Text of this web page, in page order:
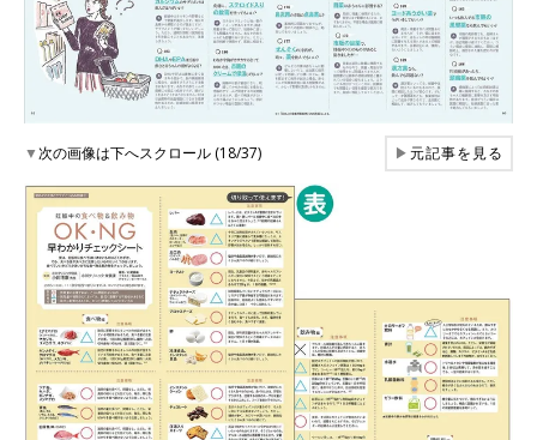
▼次の画像は下へスクロール (18/37) ▶元記事を見る